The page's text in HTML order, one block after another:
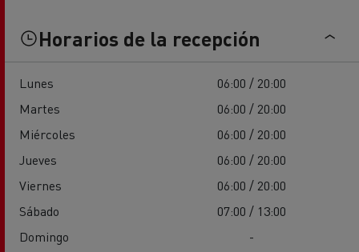
Horarios de la recepción
Lunes
06:00 / 20:00
Martes
06:00 / 20:00
Miércoles
06:00 / 20:00
Jueves
06:00 / 20:00
Viernes
06:00 / 20:00
Sábado
07:00 / 13:00
Domingo
-